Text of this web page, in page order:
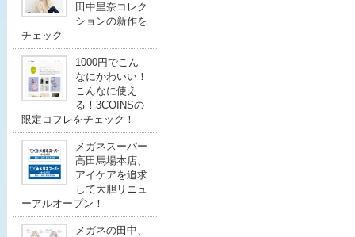
田中里奈コレク
ションの新作を
チェック
1000円でこん
なにかわいい！
こんなに使え
る！3COINSの
限定コフレをチェック！
メガネスーパー
高田馬場本店、
アイケアを追求
して大胆リニュ
ーアルオープン！
メガネの田中、